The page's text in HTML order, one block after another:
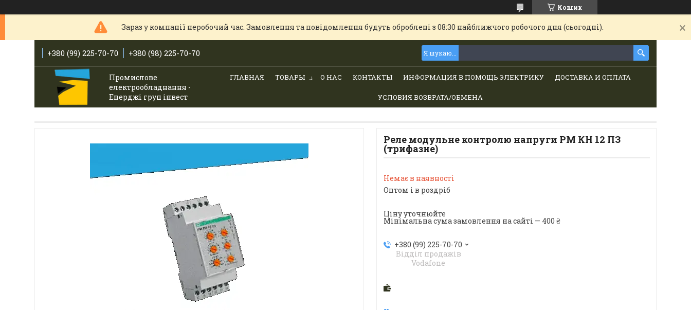
Кошик
Зараз у компанії неробочий час. Замовлення та повідомлення будуть оброблені з 08:30 найближчого робочого дня (сьогодні).
+380 (99) 225-70-70 +380 (98) 225-70-70
Промислове
електрообладнання -
Енерджі груп інвест
ГЛАВНАЯ ТОВАРЫ О НАС КОНТАКТЫ ИНФОРМАЦИЯ В ПОМОЩЬ ЭЛЕКТРИКУ ДОСТАВКА И ОПЛАТА
УСЛОВИЯ ВОЗВРАТА/ОБМЕНА
Реле модульне контролю напруги РМ КН 12 ПЗ
(трифазне)
Немає в наявності
Оптом і в роздріб
Ціну уточнюйте
Мінімальна сума замовлення на сайті — 400 ₴
+380 (99) 225-70-70
Відділ продажів
Vodafone